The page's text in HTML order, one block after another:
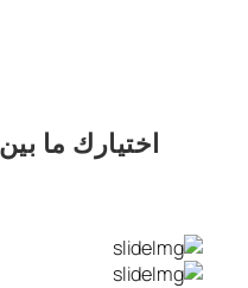
اختيارك ما